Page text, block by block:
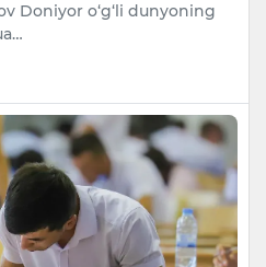
Doniyor o‘g‘li dunyoning